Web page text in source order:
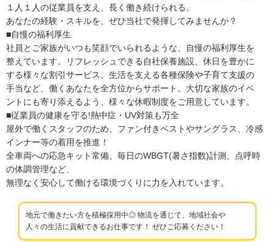
１人１人の従業員を支え、長く働き続けられる。
あなたの経験・スキルを、ぜひ当社で発揮してみませんか？
■自慢の福利厚生
社員とご家族がいつも笑顔でいられるような、自慢の福利厚生を
整えています。リフレッシュできる自社保養施設、休日を豊かに
する様々な割引サービス、生活を支える各種保険や子育て支援の
手当など、働くあなたを全方位からサポート。大切な家族のイベ
ントにも寄り添えるよう、様々な休暇制度をご用意しています。
■従業員の健康を守る!熱中症・UV対策も万全
屋外で働くスタッフのため、ファン付きベストやサングラス、冷感
インナー等の着用を推進！
全車両への応急キット常備、毎日のWBGT(暑さ指数)計測、点呼時
の体調管理など、
無理なく安心して働ける環境づくりに力を入れています。
地元で働きたい方を積極採用中◎ 物流を通じて、地域社会や
人々の生活に貢献できるお仕事です！ ぜひご応募ください！